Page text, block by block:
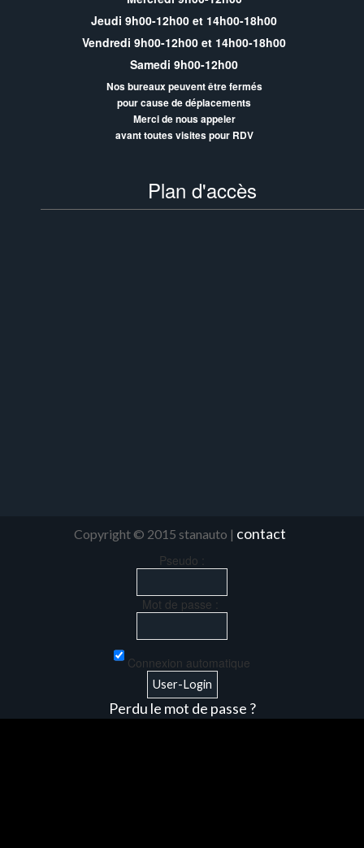
Jeudi 9h00-12h00 et 14h00-18h00
Vendredi 9h00-12h00 et 14h00-18h00
Samedi 9h00-12h00
Nos bureaux peuvent être fermés
pour cause de déplacements
Merci de nous appeler
avant toutes visites pour RDV
Plan d'accès
Copyright © 2015 stanauto | contact
Pseudo :
Mot de passe :
Connexion automatique
Perdu le mot de passe ?